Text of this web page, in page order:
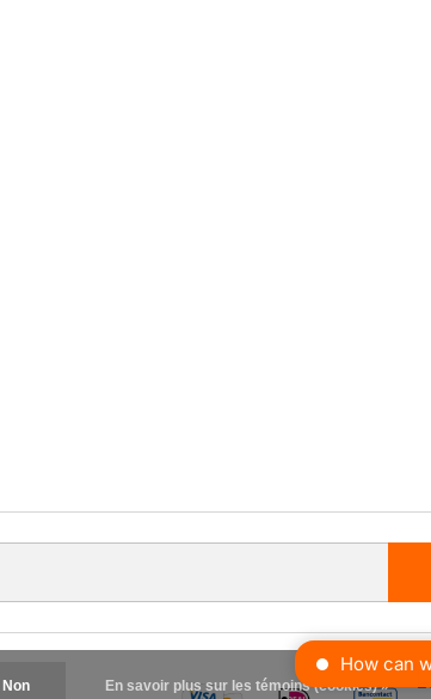
Non En savoir plus sur les témoins (cookies) »